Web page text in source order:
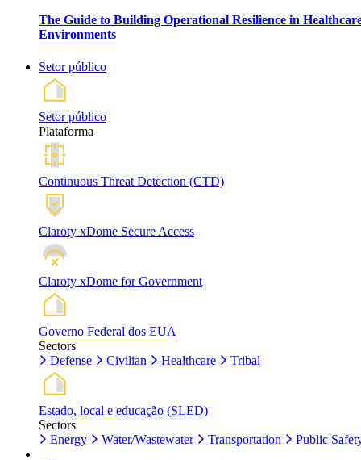
The Guide to Building Operational Resilience in
Environments
Setor público
Setor público
Plataforma
Continuous Threat Detection (CTD)
Claroty xDome Secure Access
Claroty xDome for Government
Governo Federal dos EUA
Sectors
Defense
Civilian Healthcare Tribal
Estado, local e educação (SLED)
Sectors
Energy
Water/Wastewater Transportation Public